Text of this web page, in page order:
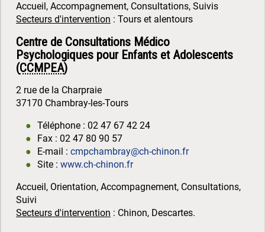
Accueil, Accompagnement, Consultations, Suivis
Secteurs d'intervention : Tours et alentours
Centre de Consultations Médico
Psychologiques pour Enfants et Adolescents
(CCMPEA)
2 rue de la Charpraie
37170 Chambray-les-Tours
Téléphone : 02 47 67 42 24
Fax : 02 47 80 90 57
E-mail : cmpchambray@ch-chinon.fr
Site : www.ch-chinon.fr
Accueil, Orientation, Accompagnement, Consultations,
Suivi
Secteurs d'intervention : Chinon, Descartes.